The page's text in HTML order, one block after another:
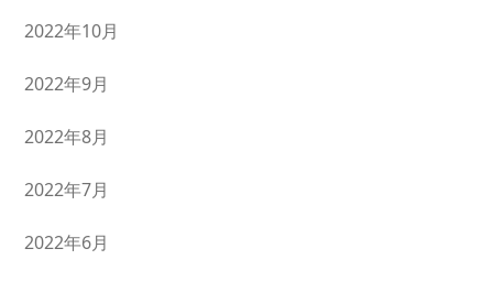
2022年10月
2022年9月
2022年8月
2022年7月
2022年6月